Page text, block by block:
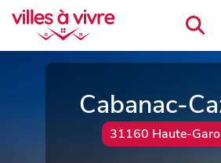
Cabanac-
31160 Haute-